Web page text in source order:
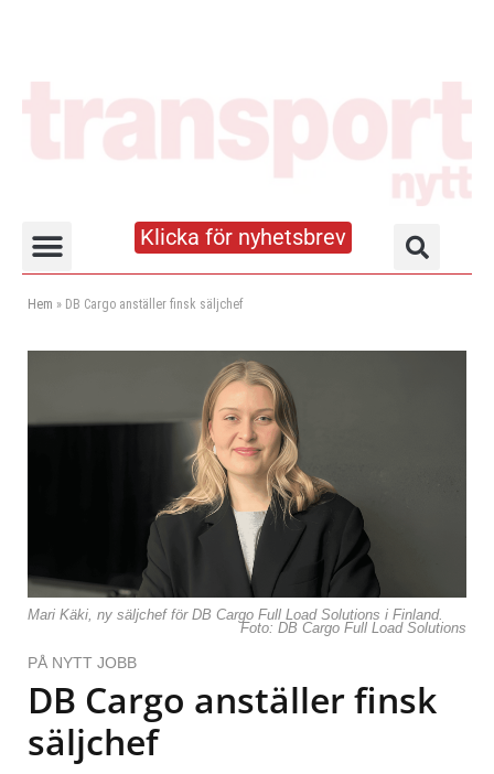
Klicka för nyhetsbrev
Hem » DB Cargo anställer finsk säljchef
Mari Käki, ny säljchef för DB Cargo Full Load Solutions i Finland.
Foto: DB Cargo Full Load Solutions
PÅ NYTT JOBB
DB Cargo anställer finsk
säljchef